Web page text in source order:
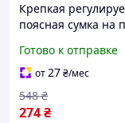
Крепкая
поясная сумка на
маме Сумки на пояс
аксессуары для мам
Готово к отправке
от27₴/мес
274₴
548 ₴